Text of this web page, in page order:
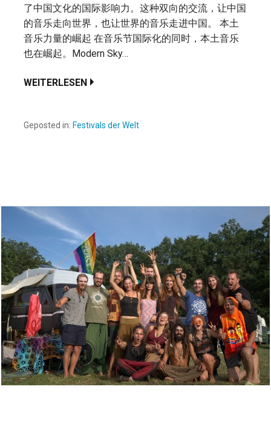
了中国文化的国际影响力。这种双向的交流，让中国
的音乐走向世界，也让世界的音乐走进中国。 本土
音乐力量的崛起 在音乐节国际化的同时，本土音乐
也在崛起。Modern Sky…
WEITERLESEN
Geposted in: Festivals der Welt